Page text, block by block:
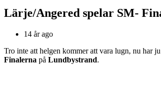
Lärje/Angered spelar SM-
14 år ago
Tro inte att helgen kommer att vara lugn, nu har
Finalerna på Lundbystrand.